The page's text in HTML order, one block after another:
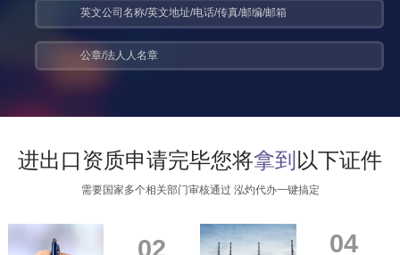
英文公司名称/英文地址/电话/传真/邮编/邮箱
公章/法人人名章
进出口资质申请完毕您将拿到 以下证件
需要国家多个相关部门审核通过 泓灼代办一键搞定
02 04